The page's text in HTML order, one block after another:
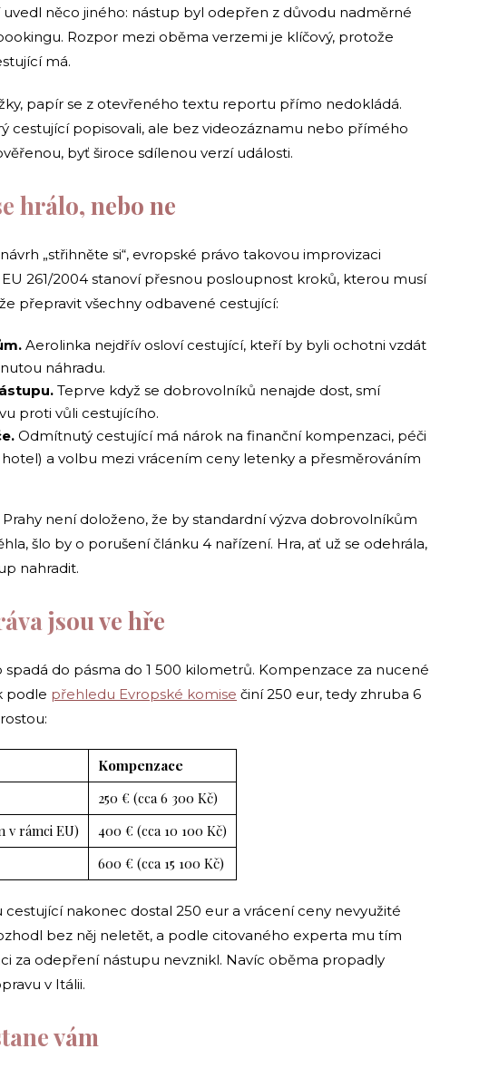
něco jiného: nástup byl odepřen z důvodu nadměrné
Rozpor mezi oběma verzemi je klíčový, protože
má.
papír se z otevřeného textu reportu přímo nedokládá.
cestující popisovali, ale bez videozáznamu nebo přímého
byť široce sdílenou verzí události.
hrálo, nebo ne
„střihněte si“, evropské právo takovou improvizaci
261/2004 stanoví přesnou posloupnost kroků, kterou musí
přepravit všechny odbavené cestující:
Aerolinka nejdřív osloví cestující, kteří by byli ochotni vzdát
náhradu.
Teprve když se dobrovolníků nenajde dost, smí
proti vůli cestujícího.
Odmítnutý cestující má nárok na finanční kompenzaci, péči
a volbu mezi vrácením ceny letenky a přesměrováním
není doloženo, že by standardní výzva dobrovolníkům
šlo by o porušení článku 4 nařízení. Hra, ať už se odehrála,
nahradit.
jsou ve hře
spadá do pásma do 1 500 kilometrů. Kompenzace za nucené
podle přehledu Evropské komise činí 250 eur, tedy zhruba 6
Kompenzace
250 € (cca 6 300 Kč)
v rámci EU)
400 € (cca 10 100 Kč)
600 € (cca 15 100 Kč)
nakonec dostal 250 eur a vrácení ceny nevyužité
bez něj neletět, a podle citovaného experta mu tím
za odepření nástupu nevznikl. Navíc oběma propadly
v Itálii.
vám